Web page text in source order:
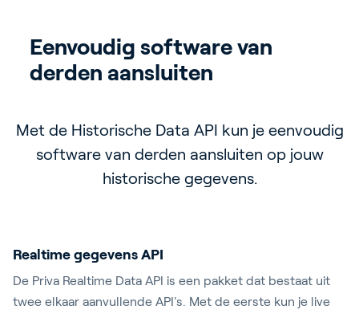
Eenvoudig software van
derden aansluiten
Met de Historische Data API kun je eenvoudig
software van derden aansluiten op jouw
historische gegevens.
Toegang tot live gegevens
je gebouw met software van derden.
Zelfbediening &
Toegangscontrole
Controleer de toegang tot de API en
selecteer eenvoudig welke gebouwen
beschikbaar zijn voor de API.
Hogere efficiëntie
de oplostijd van storingen dankzij
gecentraliseerde alarmmeldingen. Zo
voorkom je klachten en verhoog je de
Realtime gegevens API
De Priva Realtime Data API is een pakket dat bestaat uit
twee elkaar aanvullende API's. Met de eerste kun je live